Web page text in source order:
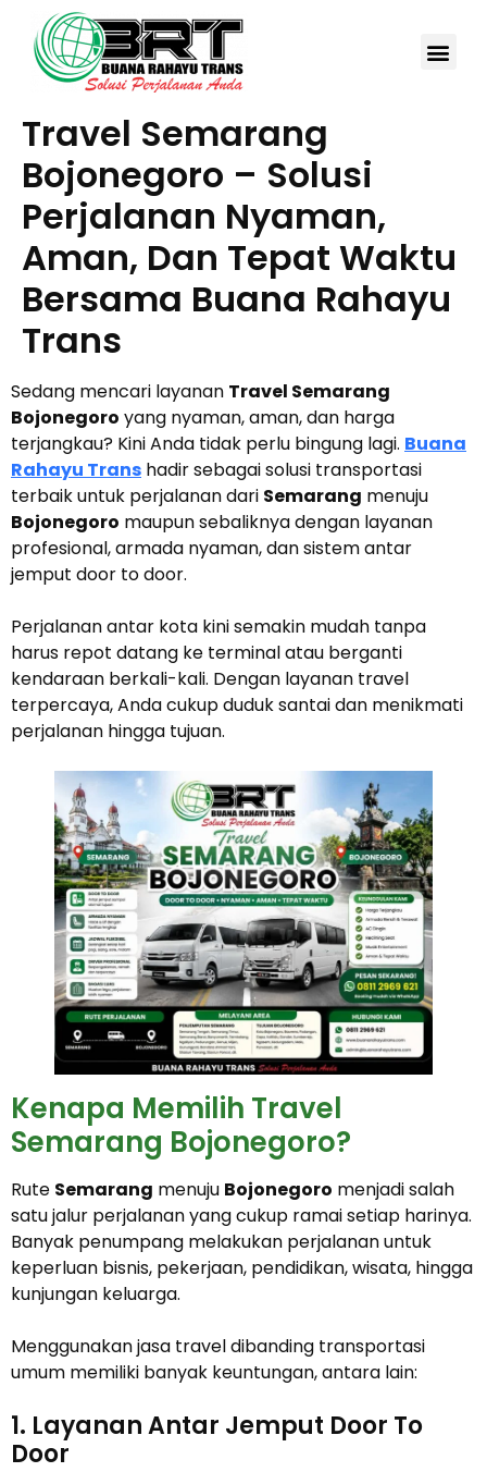
Travel Semarang
Bojonegoro – Solusi
Perjalanan Nyaman,
Aman, Dan Tepat Waktu
Bersama Buana Rahayu
Trans
Sedang mencari layanan Travel Semarang
Bojonegoro yang nyaman, aman, dan harga
terjangkau? Kini Anda tidak perlu bingung lagi. Buana
Rahayu Trans hadir sebagai solusi transportasi
terbaik untuk perjalanan dari Semarang menuju
Bojonegoro maupun sebaliknya dengan layanan
profesional, armada nyaman, dan sistem antar
jemput door to door.
Perjalanan antar kota kini semakin mudah tanpa
harus repot datang ke terminal atau berganti
kendaraan berkali-kali. Dengan layanan travel
terpercaya, Anda cukup duduk santai dan menikmati
perjalanan hingga tujuan.
Kenapa Memilih Travel
Semarang Bojonegoro?
Rute Semarang menuju Bojonegoro menjadi salah
satu jalur perjalanan yang cukup ramai setiap harinya.
Banyak penumpang melakukan perjalanan untuk
keperluan bisnis, pekerjaan, pendidikan, wisata, hingga
kunjungan keluarga.
Menggunakan jasa travel dibanding transportasi
umum memiliki banyak keuntungan, antara lain:
1. Layanan Antar Jemput Door To
Door